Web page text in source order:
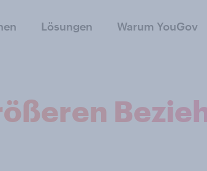
Lösungen Warum YouGov